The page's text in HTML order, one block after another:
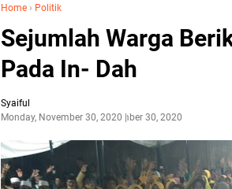
Home › Politik
Sejumlah Warga
Pada In- Dah
Syaiful
Monday, November 30, 2020November 30, 2020